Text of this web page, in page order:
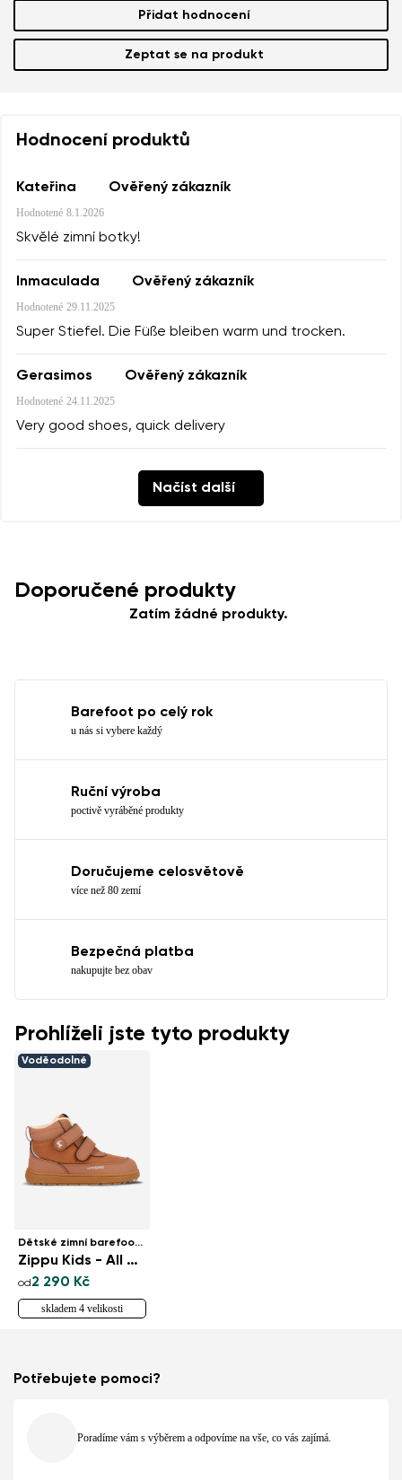
Přidat hodnocení
Zeptat se na produkt
Hodnocení produktů
Kateřina Ověřený zákazník
Hodnotené 8.1.2026
Skvělé zimní botky!
Inmaculada Ověřený zákazník
Hodnotené 29.11.2025
Super Stiefel. Die Füße bleiben warm und trocken.
Gerasimos Ověřený zákazník
Hodnotené 24.11.2025
Very good shoes, quick delivery
Načíst další
Doporučené produkty
Zatím žádné produkty.
Barefoot po celý rok
u nás si vybere každý
Ruční výroba
poctivě vyráběné produkty
Doručujeme celosvětově
více než 80 zemí
Bezpečná platba
nakupujte bez obav
Prohlíželi jste tyto produkty
Voděodolné
Dětské zimní barefoot boty
Zippu Kids - All Brown
od 2 290 Kč
skladem 4 velikosti
Potřebujete pomoci?
Poradíme vám s výběrem a odpovíme na vše, co vás zajímá.